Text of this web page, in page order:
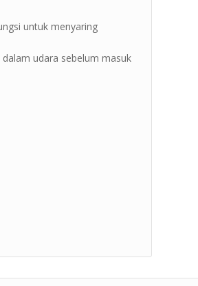
untuk menyaring
udara sebelum masuk